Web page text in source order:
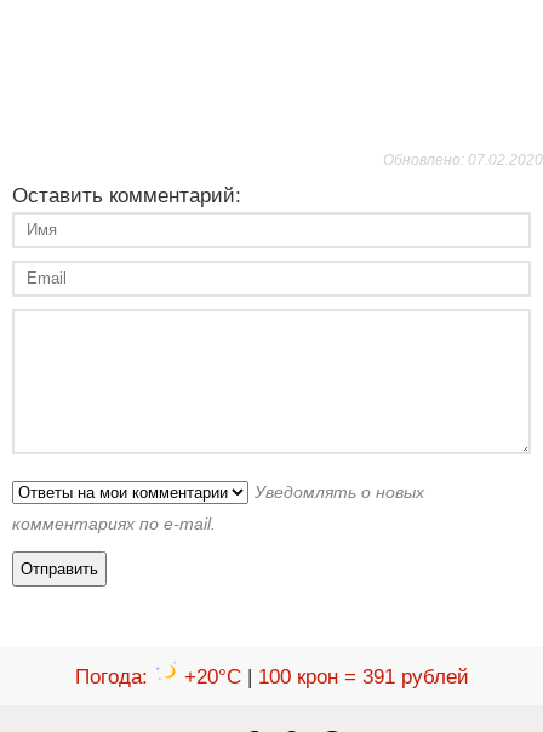
Обновлено: 07.02.2020
Оставить комментарий:
Уведомлять о новых
комментариях по e-mail.
Погода: +20°C| 100 крон = 391 рублей